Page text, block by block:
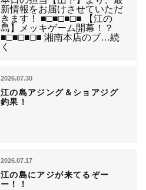
新情報をお届けさせていただ
きます！ ■□■□■□■ 【江の
島】メッキゲーム開幕！？
■□■□■□■ 湘南本店のブ…続
く
2026.07.30
江の島アジング＆ショアジグ
釣果！
2026.07.17
江の島にアジが来てるぞー
ー！！